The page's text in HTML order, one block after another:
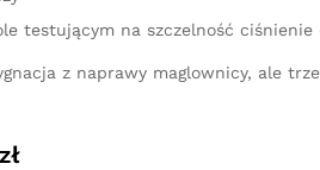
testującym na szczelność
z naprawy maglownicy, ale